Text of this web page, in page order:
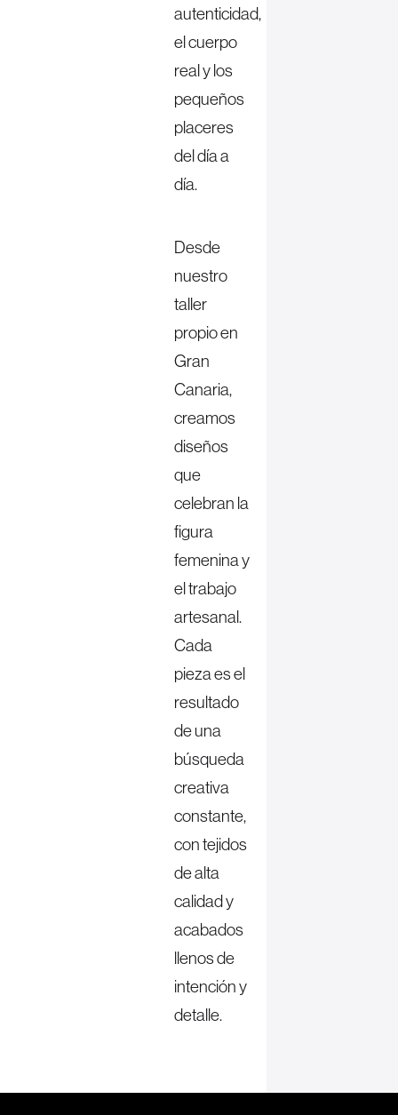
autenticidad,
el cuerpo
real y los
pequeños
placeres
del día a
día.
Desde
nuestro
taller
propio en
Gran
Canaria,
creamos
diseños
que
celebran la
figura
femenina y
el trabajo
artesanal.
Cada
pieza es el
resultado
de una
búsqueda
creativa
constante,
con tejidos
de alta
calidad y
acabados
llenos de
intención y
detalle.